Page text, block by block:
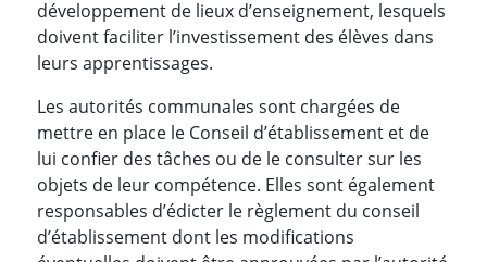
développement de lieux d’enseignement, lesquels
doivent faciliter l’investissement des élèves dans
leurs apprentissages.
Les autorités communales sont chargées de
mettre en place le Conseil d’établissement et de
lui confier des tâches ou de le consulter sur les
objets de leur compétence. Elles sont également
responsables d’édicter le règlement du conseil
d’établissement dont les modifications